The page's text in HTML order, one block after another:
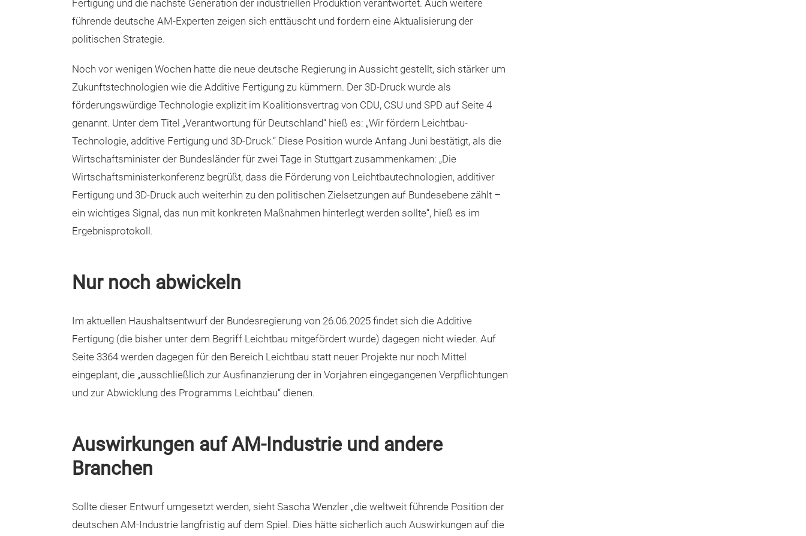
Fertigung und die nächste Generation der industriellen Produktion verantwortet. Auch weitere
führende deutsche AM-Experten zeigen sich enttäuscht und fordern eine Aktualisierung der
politischen Strategie.
Noch vor wenigen Wochen hatte die neue deutsche Regierung in Aussicht gestellt, sich stärker um
Zukunftstechnologien wie die Additive Fertigung zu kümmern. Der 3D-Druck wurde als
förderungswürdige Technologie explizit im Koalitionsvertrag von CDU, CSU und SPD auf Seite 4
genannt. Unter dem Titel „Verantwortung für Deutschland“ hieß es: „Wir fördern Leichtbau-
Technologie, additive Fertigung und 3D-Druck.“ Diese Position wurde Anfang Juni bestätigt, als die
Wirtschaftsminister der Bundesländer für zwei Tage in Stuttgart zusammenkamen: „Die
Wirtschaftsministerkonferenz begrüßt, dass die Förderung von Leichtbautechnologien, additiver
Fertigung und 3D-Druck auch weiterhin zu den politischen Zielsetzungen auf Bundesebene zählt –
ein wichtiges Signal, das nun mit konkreten Maßnahmen hinterlegt werden sollte“, hieß es im
Ergebnisprotokoll.
Nur noch abwickeln
Im aktuellen Haushaltsentwurf der Bundesregierung von 26.06.2025 findet sich die Additive
Fertigung (die bisher unter dem Begriff Leichtbau mitgefördert wurde) dagegen nicht wieder. Auf
Seite 3364 werden dagegen für den Bereich Leichtbau statt neuer Projekte nur noch Mittel
eingeplant, die „ausschließlich zur Ausfinanzierung der in Vorjahren eingegangenen Verpflichtungen
und zur Abwicklung des Programms Leichtbau“ dienen.
Auswirkungen auf AM-Industrie und andere
Branchen
Sollte dieser Entwurf umgesetzt werden, sieht Sascha Wenzler „die weltweit führende Position der
deutschen AM-Industrie langfristig auf dem Spiel. Dies hätte sicherlich auch Auswirkungen auf die